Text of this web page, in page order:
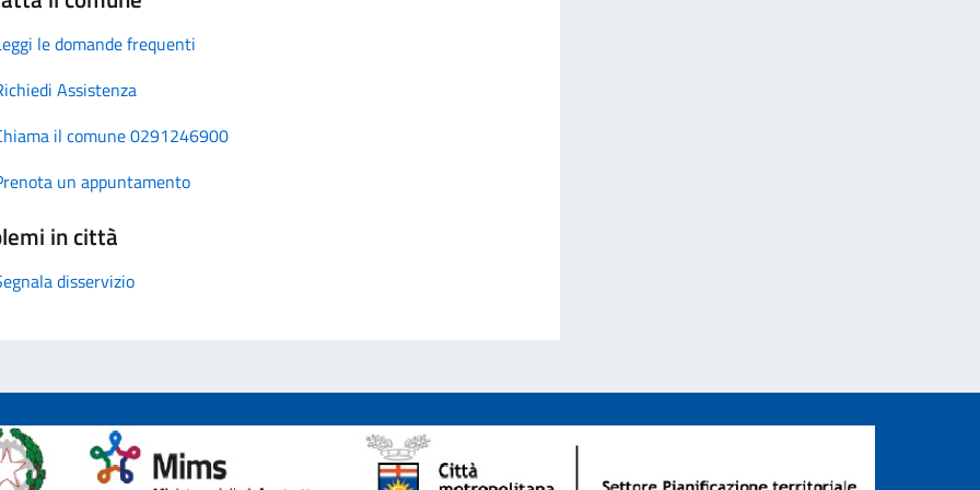
le domande frequenti
Assistenza
il comune 0291246900
un appuntamento
in città
disservizio